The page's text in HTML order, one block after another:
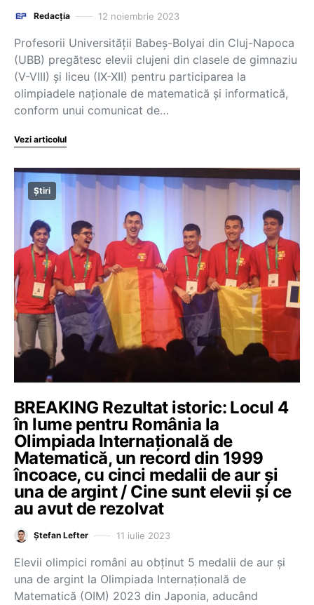
Redacția 12 noiembrie 2023
Profesorii Universității Babeș-Bolyai din Cluj-Napoca
(UBB) pregătesc elevii clujeni din clasele de gimnaziu
(V-VIII) și liceu (IX-XII) pentru participarea la
olimpiadele naționale de matematică și informatică,
conform unui comunicat de…
Vezi articolul
Știri
BREAKING Rezultat istoric: Locul 4
în lume pentru România la
Olimpiada Internațională de
Matematică, un record din 1999
încoace, cu cinci medalii de aur și
una de argint / Cine sunt elevii și ce
au avut de rezolvat
Ștefan Lefter 11 iulie 2023
Elevii olimpici români au obținut 5 medalii de aur și
una de argint la Olimpiada Internațională de
Matematică (OIM) 2023 din Japonia, aducând